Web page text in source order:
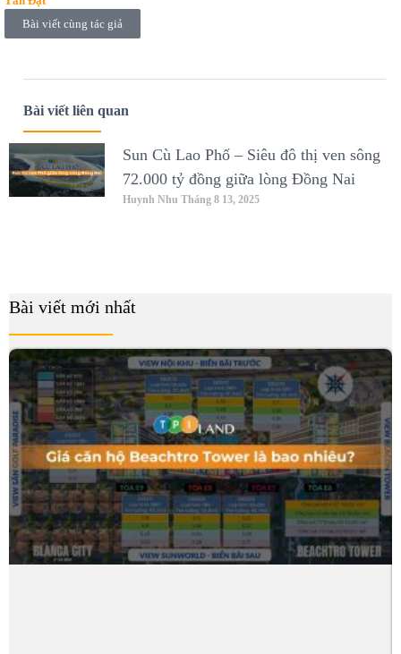
Bài viết cùng tác giả
Bài viết liên quan
Sun Cù Lao Phố – Siêu đô thị ven sông
72.000 tỷ đồng giữa lòng Đồng Nai
Huynh Nhu Tháng 8 13, 2025
Bài viết mới nhất